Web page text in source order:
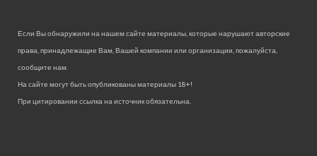
Если Вы обнаружили на нашем сайте материалы, которые нарушают авторские
права, принадлежащие Вам, Вашей компании или организации, пожалуйста,
сообщите нам.
На сайте могут быть опубликованы материалы 18+!
При цитировании ссылка на источник обязательна.